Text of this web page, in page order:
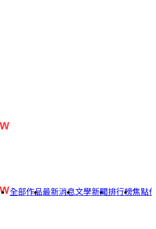
全部作品最新消息文學新聞排行榜焦點